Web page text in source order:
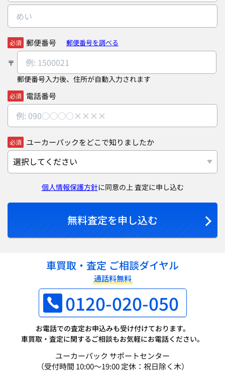
必須 郵便番号 郵便番号を調べる
郵便番号入力後、住所が自動入力されます
必須 電話番号
必須 ユーカーパックをどこで知りましたか
個人情報保護方針に同意の上 査定に申し込む
無料査定を申し込む
車買取・査定 ご相談ダイヤル
通話料無料
0120-020-050
お電話での査定お申込みも受け付けております。
車買取・査定に関するご相談もお気軽にお電話ください。
ユーカーパック サポートセンター
（受付時間 10:00～19:00 定休：祝日除く木）